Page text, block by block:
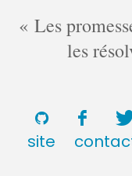
Les
les
site